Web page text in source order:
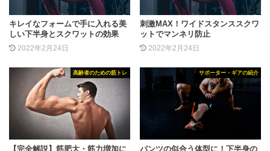
キレイなフォームで手に入れる美
しい下半身とスクワットの効果
2022年2月24日
刺激MAX！ワイドスタンススクワ
ットでマンネリ防止
2022年2月24日
高齢者のための筋トレ
【完全解説】筋肥大・筋力増加に
サポーター・ギアの紹介
パンツの似合う体型に！下半身の